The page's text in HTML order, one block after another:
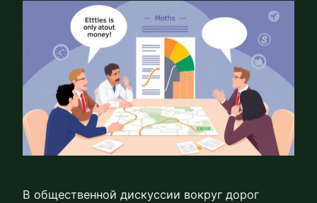
В общественной дискуссии вокруг дорог